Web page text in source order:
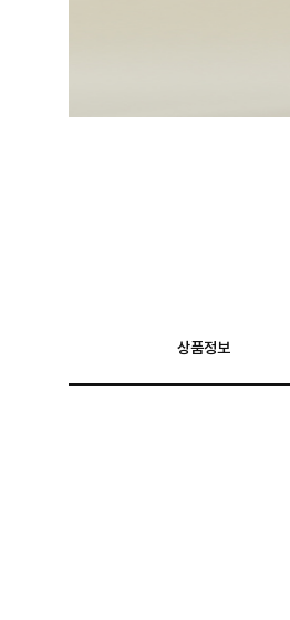
상품정보